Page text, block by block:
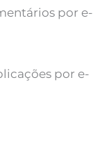
por e-
por e-